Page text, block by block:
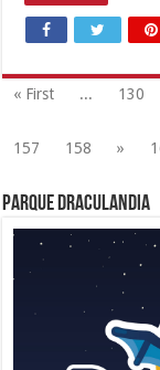
« First ... 130
157
158 »
Parque Draculandia